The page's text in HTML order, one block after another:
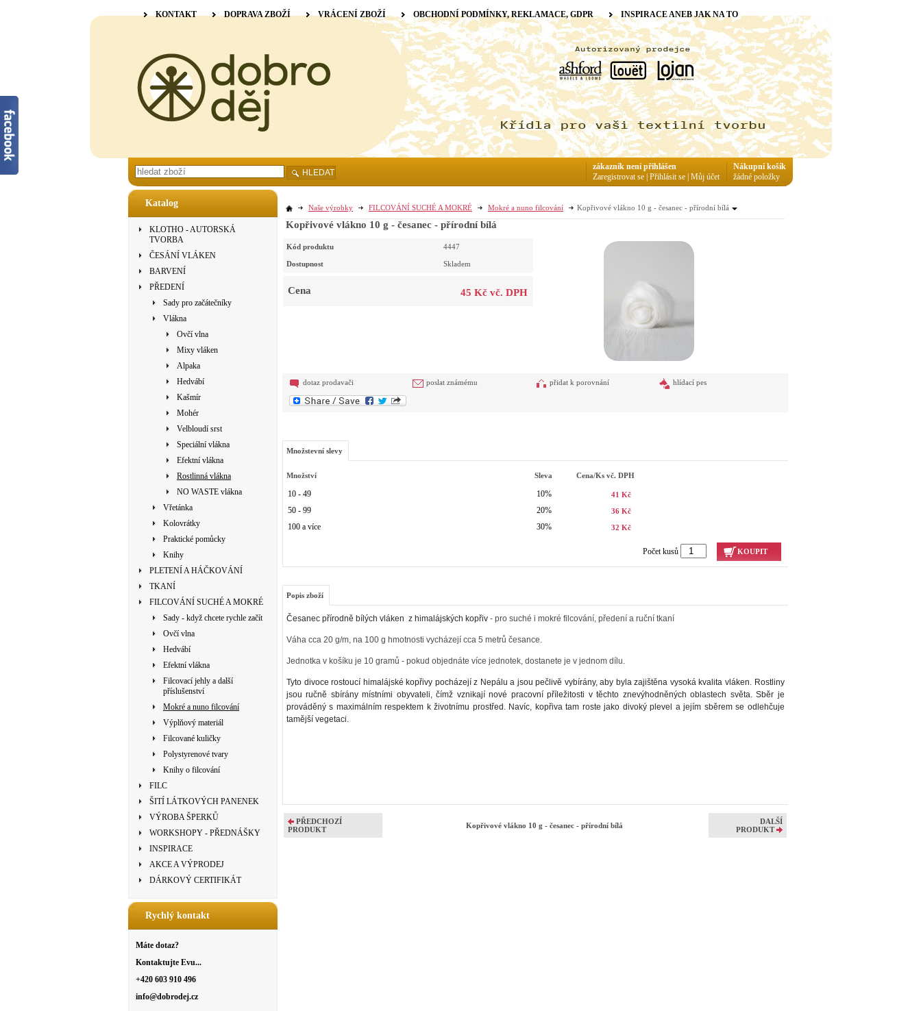
Katalog
KLOTHO - AUTORSKÁ
TVORBA
ČESÁNÍ VLÁKEN
BARVENÍ
PŘEDENÍ
Sady pro začátečníky
Vlákna
Ovčí vlna
Mixy vláken
Alpaka
Hedvábí
Kašmír
Mohér
Velbloudí srst
Speciální vlákna
Efektní vlákna
Rostlinná vlákna
NO WASTE vlákna
Vřetánka
Kolovrátky
Praktické pomůcky
Knihy
PLETENÍ A HÁČKOVÁNÍ
TKANÍ
FILCOVÁNÍ SUCHÉ A MOKRÉ
Sady - když chcete rychle začít
Ovčí vlna
Hedvábí
Efektní vlákna
Filcovací jehly a další
příslušenství
Mokré a nuno filcování
Výplňový materiál
Filcované kuličky
Polystyrenové tvary
Knihy o filcování
FILC
ŠITÍ LÁTKOVÝCH PANENEK
VÝROBA ŠPERKŮ
WORKSHOPY - PŘEDNÁŠKY
INSPIRACE
AKCE A VÝPRODEJ
DÁRKOVÝ CERTIFIKÁT
Rychlý kontakt
Máte dotaz?
Kontaktujte Evu...
+420 603 910 496
info@dobrodej.cz
Naše výrobky FILCOVÁNÍ SUCHÉ A MOKRÉ Mokré a nuno filcování Kopřivové vlákno 10 g - česanec - přírodní bílá
Kopřivové vlákno 10 g - česanec - přírodní bílá
Kód produktu 4447
Dostupnost Skladem
Cena 45 Kč vč. DPH
dotaz prodavači poslat známému přidat k porovnání hlídací pes
Množstevní slevy
Množství Sleva Cena/ks vč. DPH
10 - 49 10% 41 Kč
50 - 99 20% 36 Kč
100 a více 30% 32 Kč
Počet kusů KOUPIT
Popis zboží
Česanec přírodně bílých vláken z himalájských kopřiv - pro suché i mokré filcování, předení a ruční tkaní
Váha cca 20 g/m, na 100 g hmotnosti vycházejí cca 5 metrů česance.
Jednotka v košíku je 10 gramů - pokud objednáte více jednotek, dostanete je v jednom dílu.
Tyto divoce rostoucí himalájské kopřivy pocházejí z Nepálu a jsou pečlivě vybírány, aby byla zajištěna vysoká kvalita vláken. Rostliny
jsou ručně sbírány místními obyvateli, čímž vznikají nové pracovní příležitosti v těchto znevýhodněných oblastech světa. Sběr je
prováděný s maximálním respektem k životnímu prostřed. Navíc, kopřiva tam roste jako divoký plevel a jejím sběrem se odlehčuje
tamější vegetaci.
PŘEDCHOZÍ
PRODUKT
Kopřivové vlákno 10 g - česanec - přírodní bílá
DALŠÍ
PRODUKT
KONTAKT DOPRAVA ZBOŽÍ VRÁCENÍ ZBOŽÍ OBCHODNÍ PODMÍNKY, REKLAMACE, GDPR INSPIRACE ANEB JAK NA TO
HLEDAT
Nákupní košík
žádné položky
zákazník není přihlášen
Zaregistrovat se Přihlásit se Můj účet